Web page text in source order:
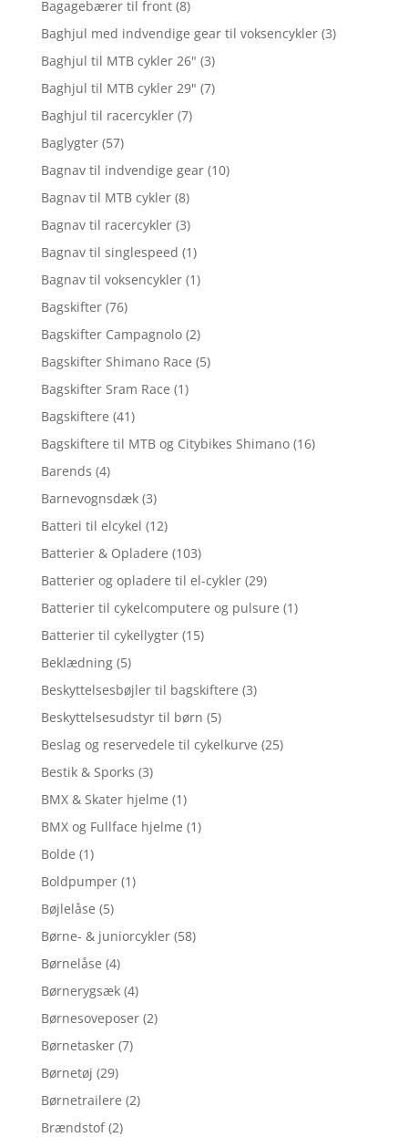
Bagagebærer til front (8)
Baghjul med indvendige gear til voksencykler (3)
Baghjul til MTB cykler 26" (3)
Baghjul til MTB cykler 29" (7)
Baghjul til racercykler (7)
Baglygter (57)
Bagnav til indvendige gear (10)
Bagnav til MTB cykler (8)
Bagnav til racercykler (3)
Bagnav til singlespeed (1)
Bagnav til voksencykler (1)
Bagskifter (76)
Bagskifter Campagnolo (2)
Bagskifter Shimano Race (5)
Bagskifter Sram Race (1)
Bagskiftere (41)
Bagskiftere til MTB og Citybikes Shimano (16)
Barends (4)
Barnevognsdæk (3)
Batteri til elcykel (12)
Batterier & Opladere (103)
Batterier og opladere til el-cykler (29)
Batterier til cykelcomputere og pulsure (1)
Batterier til cykellygter (15)
Beklædning (5)
Beskyttelsesbøjler til bagskiftere (3)
Beskyttelsesudstyr til børn (5)
Beslag og reservedele til cykelkurve (25)
Bestik & Sporks (3)
BMX & Skater hjelme (1)
BMX og Fullface hjelme (1)
Bolde (1)
Boldpumper (1)
Bøjlelåse (5)
Børne- & juniorcykler (58)
Børnelåse (4)
Børnerygsæk (4)
Børnesoveposer (2)
Børnetasker (7)
Børnetøj (29)
Børnetrailere (2)
Brændstof (2)